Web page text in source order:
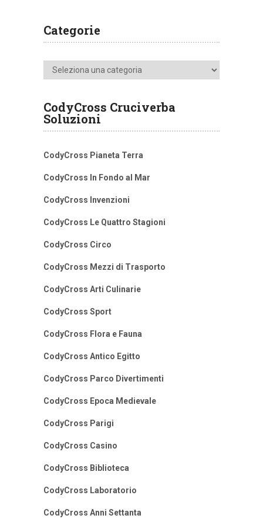
Categorie
Categorie
CodyCross Cruciverba
Soluzioni
CodyCross Pianeta Terra
CodyCross In Fondo al Mar
CodyCross Invenzioni
CodyCross Le Quattro Stagioni
CodyCross Circo
CodyCross Mezzi di Trasporto
CodyCross Arti Culinarie
CodyCross Sport
CodyCross Flora e Fauna
CodyCross Antico Egitto
CodyCross Parco Divertimenti
CodyCross Epoca Medievale
CodyCross Parigi
CodyCross Casino
CodyCross Biblioteca
CodyCross Laboratorio
CodyCross Anni Settanta